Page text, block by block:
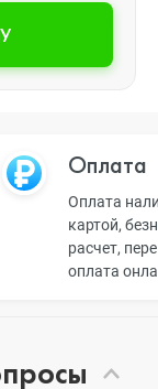
Оплата
Оплата
картой,
расчет,
оплата